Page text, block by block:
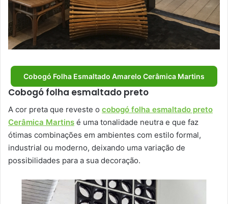
Cobogó Folha Esmaltado Amarelo Cerâmica Martins
Cobogó folha esmaltado preto
A cor preta que reveste o cobogó folha esmaltado preto
Cerâmica Martins é uma tonalidade neutra e que faz
ótimas combinações em ambientes com estilo formal,
industrial ou moderno, deixando uma variação de
possibilidades para a sua decoração.